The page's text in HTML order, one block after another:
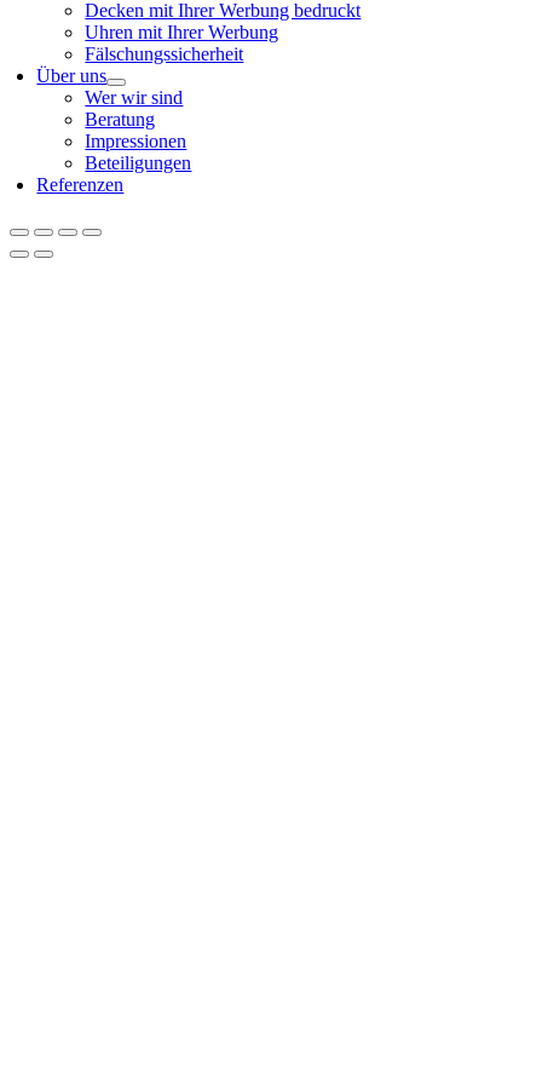
Decken mit Ihrer Werbung bedruckt
Uhren mit Ihrer Werbung
Fälschungssicherheit
Über uns
Wer wir sind
Beratung
Impressionen
Beteiligungen
Referenzen